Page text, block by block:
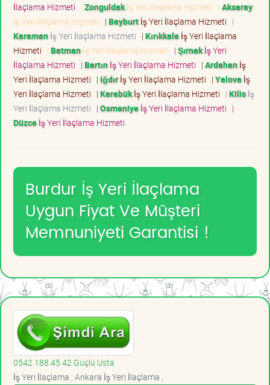
İlaçlama Hizmeti | Zonguldakİş Yeri İlaçlama Hizmeti | Aksaray
İş Yeri İlaçlama Hizmeti | Bayburtİş Yeri İlaçlama Hizmeti |
Karamanİş Yeri İlaçlama Hizmeti | Kırıkkaleİş Yeri İlaçlama
Hizmeti | Batmanİş Yeri İlaçlama Hizmeti | Şırnakİş Yeri
İlaçlama Hizmeti | Bartınİş Yeri İlaçlama Hizmeti | Ardahanİş
Yeri İlaçlama Hizmeti | Iğdırİş Yeri İlaçlama Hizmeti | Yalova İş
Yeri İlaçlama Hizmeti | Karabükİş Yeri İlaçlama Hizmeti | Kilisİş
Yeri İlaçlama Hizmeti | Osmaniyeİş Yeri İlaçlama Hizmeti |
Düzceİş Yeri İlaçlama Hizmeti
Burdur İş Yeri İlaçlama
Uygun Fiyat Ve Müşteri
Memnuniyeti Garantisi !
0542 188 45 42 Güçlü Usta
İş Yeri İlaçlama , Ankara İş Yeri İlaçlama ,